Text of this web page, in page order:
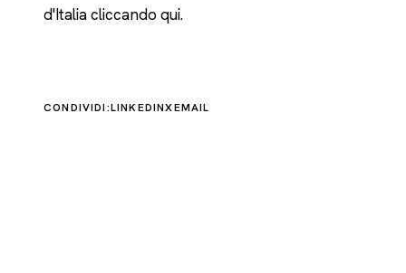
d'Italia cliccando qui.
CONDIVIDI:LINKEDINXEMAIL